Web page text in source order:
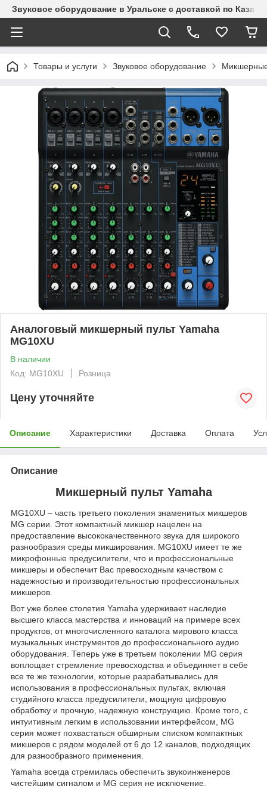
Звуковое оборудование в Уральске с доставкой по
Товары и услуги Звуковое оборудование
Аналоговый микшерный пульт Yamaha
MG10XU
В наличии
Код: MG10XU
Розница
Цену уточняйте
Описание Характеристики Доставка Оплата
Описание
Микшерный пульт Yamaha
MG10XU – часть третьего поколения знаменитых микшеров
MG серии. Этот компактный микшер нацелен на
предоставление высококачественного звука для широкого
разнообразия среды микширования. MG10XU имеет те же
микрофонные предусилители, что и профессиональные
микшеры и обеспечит Вас превосходным качеством с
надежностью и производительностью профессиональных
микшеров.
Вот уже более столетия Yamaha удерживает наследие
высшего класса мастерства и инноваций на примере всех
продуктов, от многочисленного каталога мирового класса
музыкальных инструментов до профессионального аудио
оборудования. Теперь уже в третьем поколении MG серия
воплощает стремление превосходства и объединяет в себе
все те же технологии, которые разрабатывались для
использования в профессиональных пультах, включая
студийного класса предусилители, мощную цифровую
обработку и прочную, надежную конструкцию. Кроме того, с
интуитивным легким в использовании интерфейсом, MG
серия может похвастаться обширным списком компактных
микшеров с рядом моделей от 6 до 12 каналов, подходящих
для разнообразного применения.
Yamaha всегда стремилась обеспечить звукоинженеров
чистейшим сигналом и MG серия не исключение.